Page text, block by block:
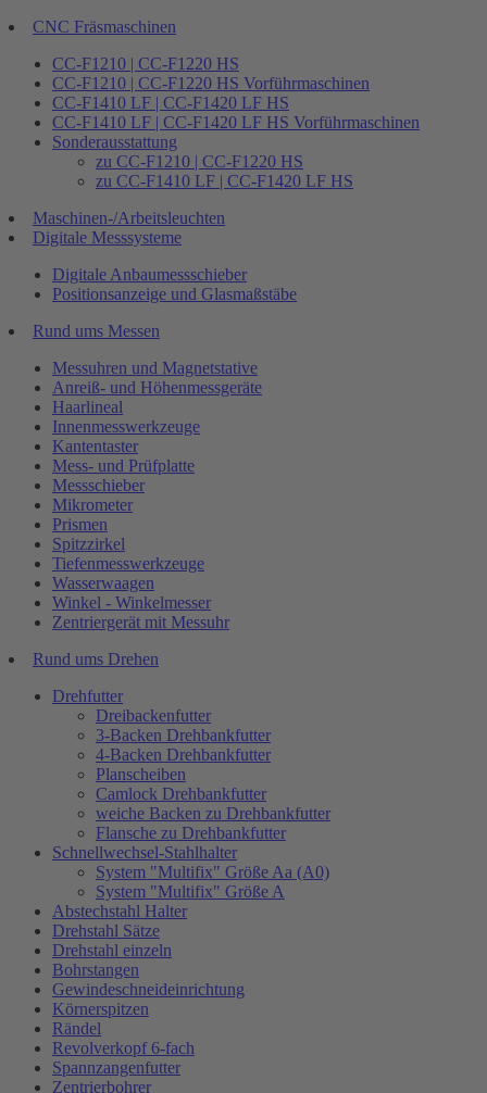
CNC Fräsmaschinen
CC-F1210 | CC-F1220 HS
CC-F1210 | CC-F1220 HS Vorführmaschinen
CC-F1410 LF | CC-F1420 LF HS
CC-F1410 LF | CC-F1420 LF HS Vorführmaschinen
Sonderausstattung
zu CC-F1210 | CC-F1220 HS
zu CC-F1410 LF | CC-F1420 LF HS
Maschinen-/Arbeitsleuchten
Digitale Messsysteme
Digitale Anbaumessschieber
Positionsanzeige und Glasmaßstäbe
Rund ums Messen
Messuhren und Magnetstative
Anreiß- und Höhenmessgeräte
Haarlineal
Innenmesswerkzeuge
Kantentaster
Mess- und Prüfplatte
Messschieber
Mikrometer
Prismen
Spitzzirkel
Tiefenmesswerkzeuge
Wasserwaagen
Winkel - Winkelmesser
Zentriergerät mit Messuhr
Rund ums Drehen
Drehfutter
Dreibackenfutter
3-Backen Drehbankfutter
4-Backen Drehbankfutter
Planscheiben
Camlock Drehbankfutter
weiche Backen zu Drehbankfutter
Flansche zu Drehbankfutter
Schnellwechsel-Stahlhalter
System "Multifix" Größe Aa (A0)
System "Multifix" Größe A
Abstechstahl Halter
Drehstahl Sätze
Drehstahl einzeln
Bohrstangen
Gewindeschneideinrichtung
Körnerspitzen
Rändel
Revolverkopf 6-fach
Spannzangenfutter
Zentrierbohrer